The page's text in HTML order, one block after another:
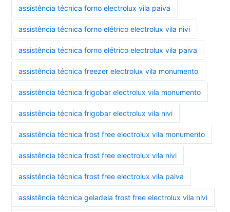
assistência técnica forno electrolux vila paiva
assistência técnica forno elétrico electrolux vila nivi
assistência técnica forno elétrico electrolux vila paiva
assistência técnica freezer electrolux vila monumento
assistência técnica frigobar electrolux vila monumento
assistência técnica frigobar electrolux vila nivi
assistência técnica frost free electrolux vila monumento
assistência técnica frost free electrolux vila nivi
assistência técnica frost free electrolux vila paiva
assistência técnica geladeia frost free electrolux vila nivi